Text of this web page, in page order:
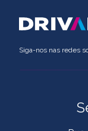
Siga-nos nas redes